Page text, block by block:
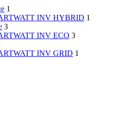
1
INV HYBRID 1
3
INV ECO 3
INV GRID 1